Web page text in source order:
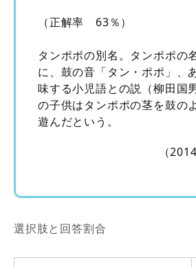
（正解率 63％）
タンポポの別名。タンポポの
に、鼓の音「タン・ポポ」、
味する小児語との説（柳田国
の子供はタンポポの茎を鼓の
遊んだという。
（
選択肢と回答割合